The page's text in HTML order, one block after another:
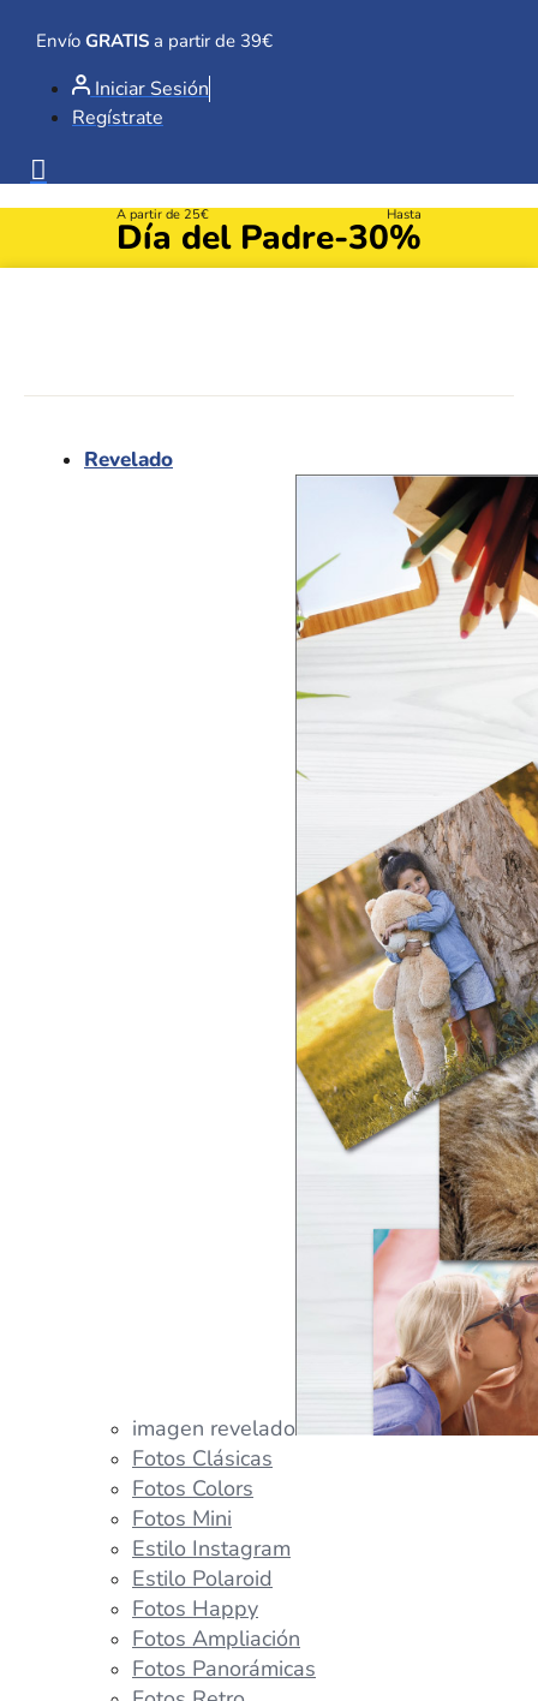
contenido
Envío GRATIS a partir de 39€
Iniciar Sesión
Regístrate
A partir de 25€
Día del Padre
Hasta
-30%
Revelado
imagen revelado
Fotos Clásicas
Fotos Colors
Fotos Mini
Estilo Instagram
Estilo Polaroid
Fotos Happy
Fotos Ampliación
Fotos Panorámicas